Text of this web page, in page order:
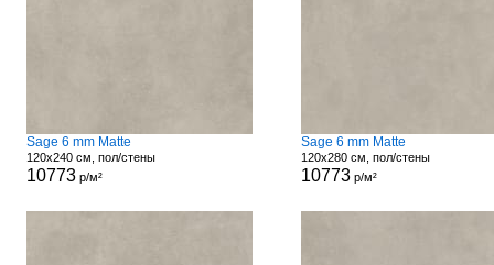
Sage 6 mm Matte
120x240 см, пол/стены
10773р/м²
Sage 6 mm Matte
120x280 см, пол/стены
10773р/м²